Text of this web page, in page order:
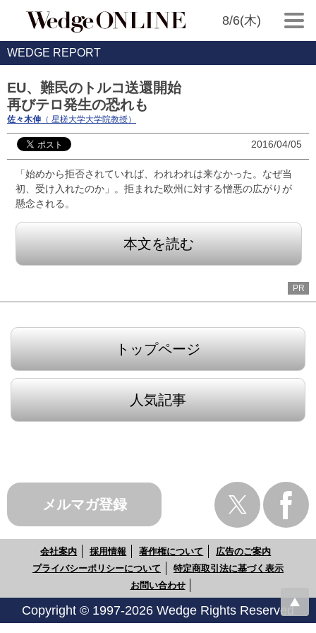
8/6(木)
WEDGE REPORT
EU、難民のトルコ送還開始
再びテロ発生の恐れも
佐々木伸 （ 星槎大学大学院教授）
2016/04/05
「始めから拒否されていれば、われわれは来なかった。なぜ当
初、受け入れたのか」。拒まれた欧州に対する憎悪の広がりが
懸念される。
本文を読む
PR
トップページ
人気記事
メルマガ登録
会社案内 採用情報 著作権について
広告のご案内
プライバシーポリシーについて
特定商取引法に基づく表示
お問い合わせ
Copyright © 1997-2026 Wedge Rights Reserved